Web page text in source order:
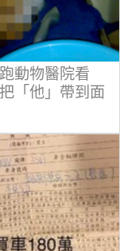
動物醫院看
「他」帶到面